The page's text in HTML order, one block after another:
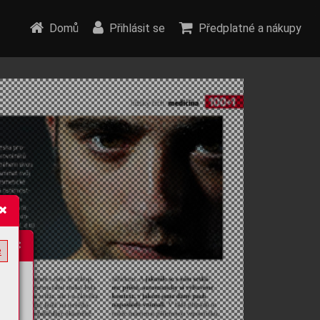
Domů Přihlásit se Předplatné a nákupy